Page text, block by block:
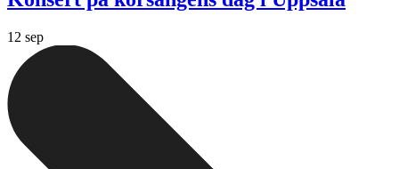
12 sep